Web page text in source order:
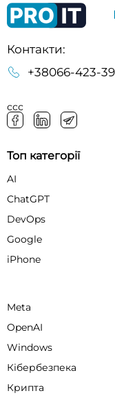
Контакти:
+38066-423-
ссс
Топ категорії
AI
ChatGPT
DevOps
Google
iPhone
Meta
OpenAI
Windows
Кібербезпека
Крипта